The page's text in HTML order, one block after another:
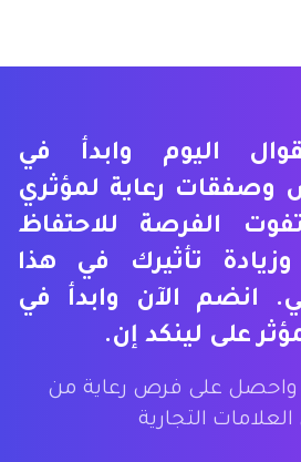
اليوم وابدأ في
رعاية لمؤثري
الفرصة للاحتفاظ
تأثيرك في هذا
انضم الآن وابدأ في
على لينكد إن.
واحصل على فرص رعاية من
التجارية